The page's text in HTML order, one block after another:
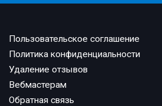
Пользовательское соглашение
Политика конфиденциальности
Удаление отзывов
Вебмастерам
Обратная связь